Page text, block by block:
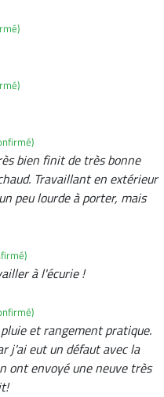
bien finit de très bonne
Travaillant en extérieur
peu lourde à porter, mais
à l'écurie !
et rangement pratique.
j'ai eut un défaut avec la
ont envoyé une neuve très